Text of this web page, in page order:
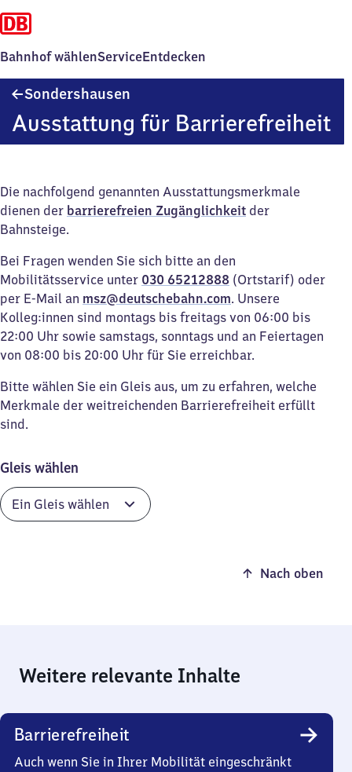
Bahnhof wählenServiceEntdecken
Sondershausen
Ausstattung für Barrierefreiheit
Die nachfolgend genannten Ausstattungsmerkmale
dienen der barrierefreien Zugänglichkeit der
Bahnsteige.
Bei Fragen wenden Sie sich bitte an den
Mobilitätsservice unter 030 65212888 (Ortstarif) oder
per E-Mail an msz@deutschebahn.com. Unsere
Kolleg:innen sind montags bis freitags von 06:00 bis
22:00 Uhr sowie samstags, sonntags und an Feiertagen
von 08:00 bis 20:00 Uhr für Sie erreichbar.
Bitte wählen Sie ein Gleis aus, um zu erfahren, welche
Merkmale der weitreichenden Barrierefreiheit erfüllt
sind.
Gleis wählen
Nach oben
Weitere relevante Inhalte
Barrierefreiheit
Auch wenn Sie in Ihrer Mobilität eingeschränkt